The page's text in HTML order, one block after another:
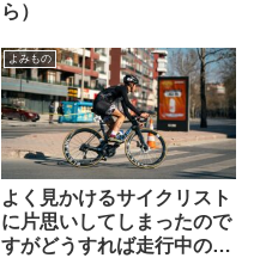
ら）
よみもの
よく見かけるサイクリスト
に片思いしてしまったので
すがどうすれば走行中の彼